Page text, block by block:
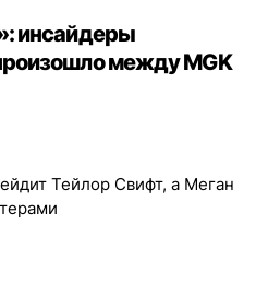
инсайдеры
между MGK